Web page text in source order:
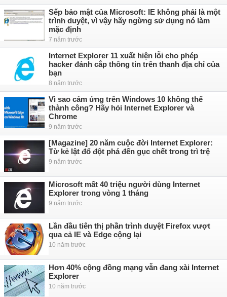
Sếp bảo mật của Microsoft: IE không phải là một
trình duyệt, vì vậy hãy ngừng sử dụng nó làm
mặc định
7 năm trước
Internet Explorer 11 xuất hiện lỗi cho phép
hacker đánh cắp thông tin trên thanh địa chỉ của
bạn
8 năm trước
Vì sao cảm ứng trên Windows 10 không thể
thành công? Hãy hỏi Internet Explorer và
Chrome
9 năm trước
[Magazine] 20 năm cuộc đời Internet Explorer:
Từ kẻ lật đổ đột phá đến gục chết trong trì trệ
9 năm trước
Microsoft mất 40 triệu người dùng Internet
Explorer trong vòng 1 tháng
9 năm trước
Lần đầu tiên thị phần trình duyệt Firefox vượt
qua cả IE và Edge cộng lại
10 năm trước
Hơn 40% cộng đồng mạng vẫn đang xài Internet
Explorer
10 năm trước